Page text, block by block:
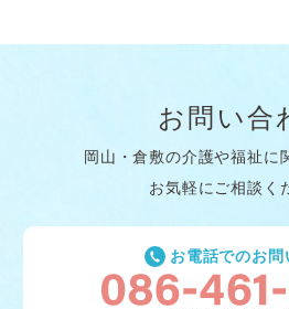
お問い合
岡山・倉敷の介護や福祉に
お気軽にご相談く
お電話でのお問